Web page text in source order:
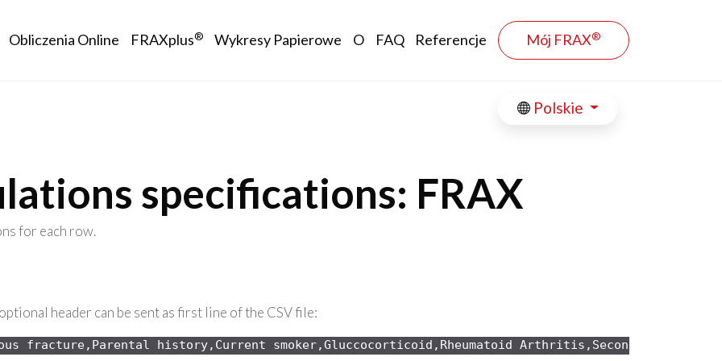
Obliczenia Online FRAXplus® Wykresy Papierowe O FAQ Referencje Mój FRAX®
Polskie
specifications: FRAX
for each row.
header can be sent as first line of the CSV file:
fracture,Parental history,Current smoker,Gluccocorticoid,Rheumatoid Arthritis,Secondary